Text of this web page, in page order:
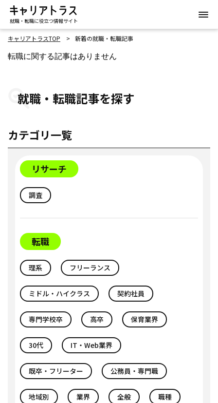
就職・転職に役立つ情報サイト
キャリアトラスTOP 新着の就職・転職記事
転職に関する記事はありません
就職・転職記事を探す
カテゴリ一覧
リサーチ
調査
転職
理系 フリーランス
ミドル・ハイクラス 契約社員
専門学校卒 高卒 保育業界
30代 IT・Web業界
既卒・フリーター 公務員・専門職
地域別 業界 全般 職種